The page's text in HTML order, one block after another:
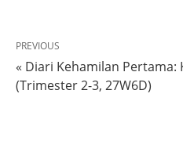
PREVIOUS
« Diari Kehamilan
(Trimester 2-3, 27W6D)